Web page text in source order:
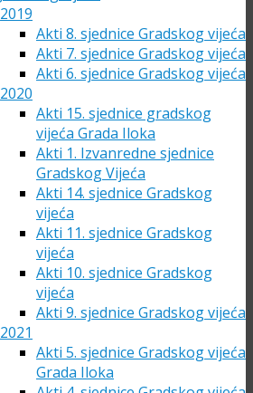
2019
Akti 8. sjednice Gradskog vijeća
Akti 7. sjednice Gradskog vijeća
Akti 6. sjednice Gradskog vijeća
2020
Akti 15. sjednice gradskog
vijeća Grada Iloka
Akti 1. Izvanredne sjednice
Gradskog Vijeća
Akti 14. sjednice Gradskog
vijeća
Akti 11. sjednice Gradskog
vijeća
Akti 10. sjednice Gradskog
vijeća
Akti 9. sjednice Gradskog vijeća
2021
Akti 5. sjednice Gradskog vijeća
Grada Iloka